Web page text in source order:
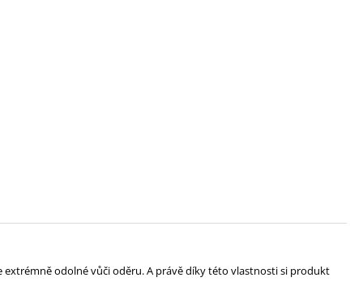
odolné vůči oděru. A právě díky této vlastnosti si produkt